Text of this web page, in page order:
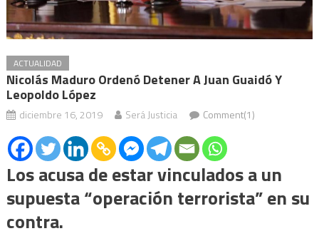
ACTUALIDAD
Nicolás Maduro Ordenó Detener A Juan Guaidó Y
Leopoldo López
diciembre 16, 2019 Será Justicia Comment(1)
Los acusa de estar vinculados a un
supuesta “operación terrorista” en su
contra.